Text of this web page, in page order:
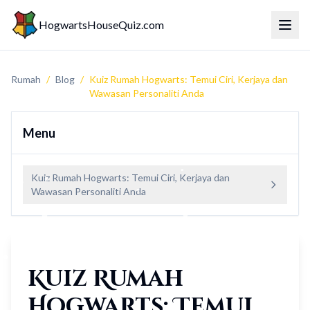
HogwartsHouseQuiz.com
Rumah / Blog / Kuiz Rumah Hogwarts: Temui Ciri, Kerjaya dan
Wawasan Personaliti Anda
Menu
Kuiz Rumah Hogwarts: Temui Ciri, Kerjaya dan
Wawasan Personaliti Anda
Kuiz Rumah